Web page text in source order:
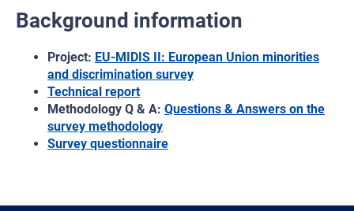
Background information
Project: EU-MIDIS II: European Union minorities
and discrimination survey
Technical report
Methodology Q & A: Questions & Answers on the
survey methodology
Survey questionnaire